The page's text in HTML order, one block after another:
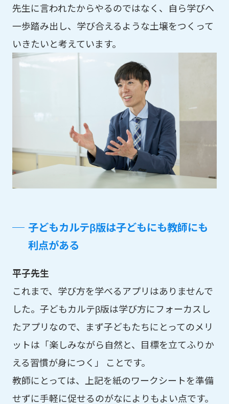
先生に言われたからやるのではなく、自ら学びへ
一歩踏み出し、学び合えるような土壌をつくって
いきたいと考えています。
子どもカルテβ版は子どもにも教師にも
利点がある
平子先生
これまで、学び方を学べるアプリはありませんで
した。子どもカルテβ版は学び方にフォーカスし
たアプリなので、まず子どもたちにとってのメリ
ットは「楽しみながら自然と、目標を立てふりか
える習慣が身につく」 ことです。
教師にとっては、上記を紙のワークシートを準備
せずに手軽に促せるのがなによりもよい点です。